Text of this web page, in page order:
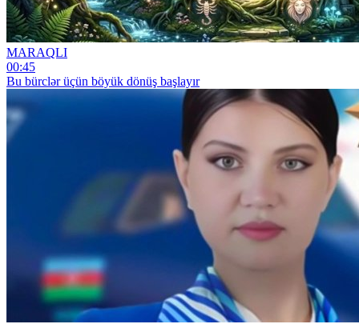
MARAQLI
00:45
Bu bürclər üçün böyük dönüş başlayır